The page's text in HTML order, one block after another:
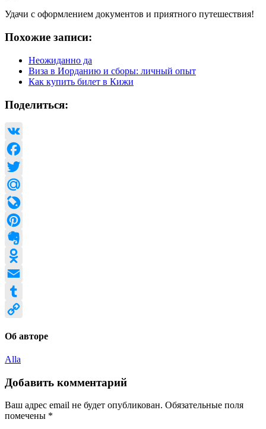
Удачи с оформлением документов и приятного путешествия!
Похожие записи:
Неожиданно да
Виза в Иорданию и сборы: личный опыт
Как купить билет в Кижи
Поделиться:
VK
Facebook
Twitter
Mail.Ru
LiveJournal
Pinterest
Evernote
Odnoklassniki
Email
Tumblr
Об авторе
Alla
Добавить комментарий
Ваш адрес email не будет опубликован. Обязательные поля
помечены *